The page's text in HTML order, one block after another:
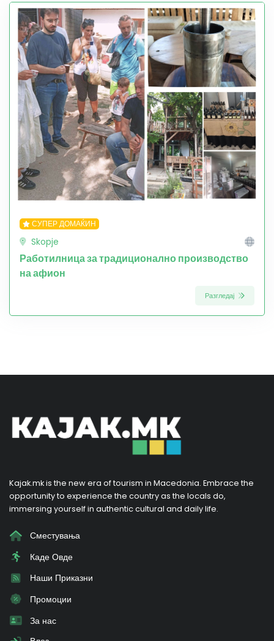
СУПЕР ДОМАЌИН
Skopje
Работилница за традиционално производство
на афион
Разгледај
Kajak.mk is the new era of tourism in Macedonia. Embrace the
opportunity to experience the country as the locals do,
immersing yourself in authentic cultural and daily life.
Сместувања
Каде Овде
Наши Приказни
Промоции
За нас